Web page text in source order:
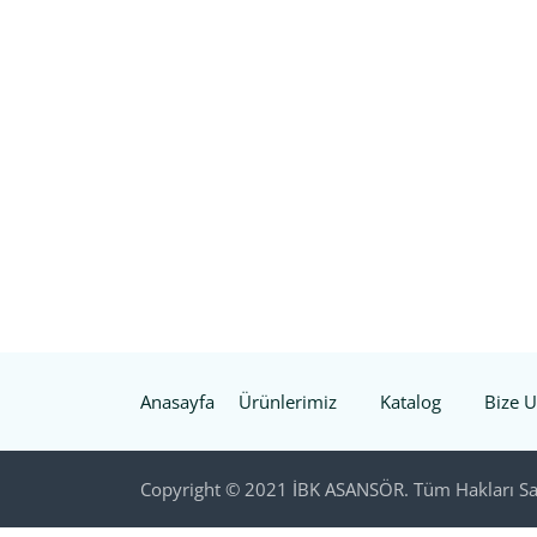
Anasayfa Ürünlerimiz Katalog Bize
Copyright © 2021 İBK ASANSÖR. Tüm Hakları